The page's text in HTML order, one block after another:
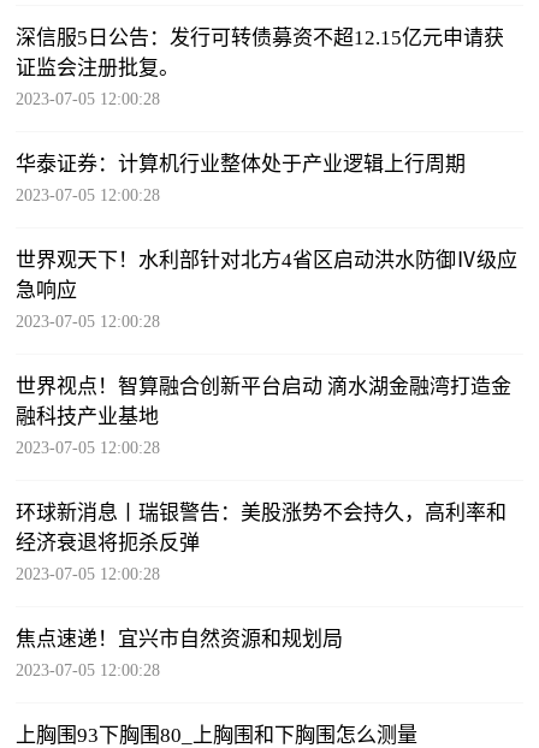
深信服5日公告：发行可转债募资不超12.15亿元申请获
证监会注册批复。
2023-07-05 12:00:28
华泰证券：计算机行业整体处于产业逻辑上行周期
2023-07-05 12:00:28
世界观天下！水利部针对北方4省区启动洪水防御Ⅳ级应
急响应
2023-07-05 12:00:28
世界视点！智算融合创新平台启动 滴水湖金融湾打造金
融科技产业基地
2023-07-05 12:00:28
环球新消息丨瑞银警告：美股涨势不会持久，高利率和
经济衰退将扼杀反弹
2023-07-05 12:00:28
焦点速递！宜兴市自然资源和规划局
2023-07-05 12:00:28
上胸围93下胸围80_上胸围和下胸围怎么测量